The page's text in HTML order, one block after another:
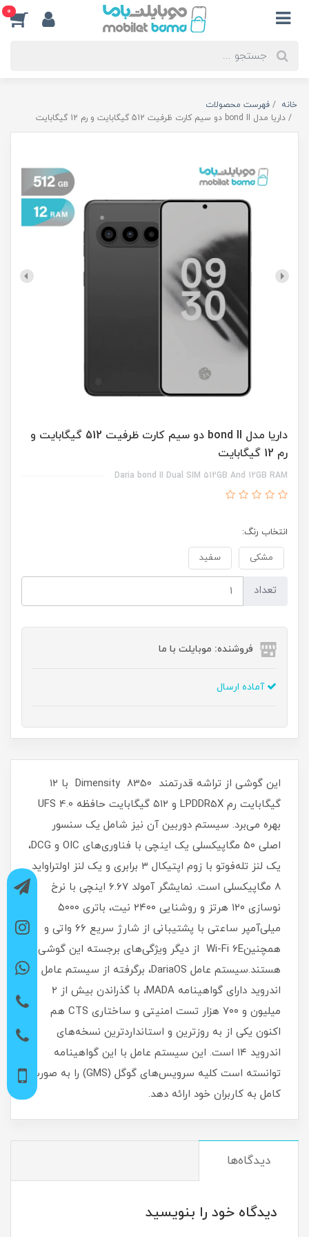
0
خانه
فهرست محصولات
داریا مدل bond II دو سیم کارت ظرفیت 512 گیگابایت و رم 12 گیگابایت
داریا مدل bond II دو سیم کارت ظرفیت 512 گیگابایت و
رم 12 گیگابایت
Daria bond II Dual SIM 512GB And 12GB RAM
انتخاب رنگ:
مشکی سفید
تعداد
فروشنده: موبایلت با ما
آماده ارسال
این گوشی از تراشه قدرتمند Dimensity 8350 با ۱۲
گیگابایت رم LPDDR5X و ۵۱۲ گیگابایت حافظه UFS 4.0
بهره می‌برد. سیستم دوربین آن نیز شامل یک سنسور
اصلی ۵۰ مگاپیکسلی یک اینچی با فناوری‌های OIC و DCG،
یک لنز تله‌فوتو با زوم اپتیکال ۳ برابری و یک لنز اولتراواید
۸ مگاپیکسلی است. نمایشگر آمولد ۶.۶۷ اینچی با نرخ
نوسازی ۱۲۰ هرتز و روشنایی ۲۴۰۰ نیت، باتری ۵۰۰۰
میلی‌آمپر ساعتی با پشتیبانی از شارژ سریع ۶۶ واتی و
همچنینWi-Fi 6E از دیگر ویژگی‌های برجسته این گوشی
هستند.سیستم عامل DariaOS، برگرفته از سیستم عامل
اندروید دارای گواهینامه MADA، با گذراندن بیش از ۲
میلیون و ۷۰۰ هزار تست امنیتی و ساختاری CTS هم
اکنون یکی از به روزترین و استانداردترین نسخه‌های
اندروید ۱۴ است. این سیستم عامل با این گواهینامه
توانسته است کلیه سرویس‌های گوگل (GMS) را به صورت
کامل به کاربران خود ارائه دهد.
دیدگاه‌ها
دیدگاه خود را بنویسید